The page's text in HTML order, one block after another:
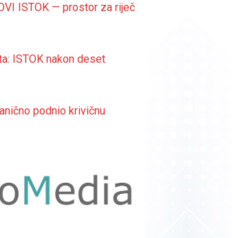
ISTOK — prostor za riječ
ISTOK nakon deset
podnio krivičnu